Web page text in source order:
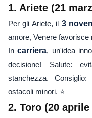
1. Ariete (21
Per gli Ariete, il 3
amore, Venere favorisce
Incarriera, un'idea
decisione! Salute:
stanchezza.
ostacoli minori. ⭐
2. Toro (20